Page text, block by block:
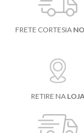
FRETE CORTESIA
RETIRE NA